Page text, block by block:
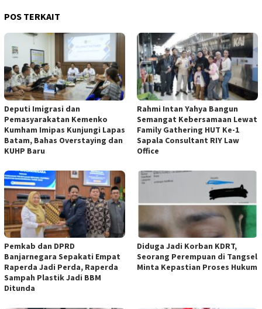
POS TERKAIT
Deputi Imigrasi dan
Pemasyarakatan Kemenko
Kumham Imipas Kunjungi Lapas
Batam, Bahas Overstaying dan
KUHP Baru
Rahmi Intan Yahya Bangun
Semangat Kebersamaan Lewat
Family Gathering HUT Ke-1
Sapala Consultant RIY Law
Office
Pemkab dan DPRD
Banjarnegara Sepakati Empat
Raperda Jadi Perda, Raperda
Sampah Plastik Jadi BBM
Ditunda
Diduga Jadi Korban KDRT,
Seorang Perempuan di Tangsel
Minta Kepastian Proses Hukum